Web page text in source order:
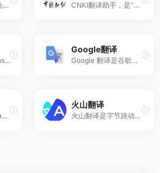
有道翻译提供即时免费的中文、英语、日语、韩语、法语、德语、俄语、西班牙语、葡萄牙语、越南语、印尼语、意大利语、荷兰语、泰语全文翻译、网页翻译、文档翻译服务。 CNKI翻译助手，是“中国知网”开发制作的大型在线辅助翻译系统。用户不仅可以输入词汇还可以输入句子进行翻译检索。软件信息 提供商： 官方语言 软件介绍 用户不仅可以输入词汇还可以输入句子进行翻译检索。系统对翻译请求中的每个词给出准确...
必应翻译(Bing Translator)是微软推出的免费在线翻译服务,既可以翻译文本也可以翻译网页。它能够支持40多种语言互译,其中包括:中文,英文,法文,俄文、韩语、日语 ..
Google翻译
Google 翻译是谷歌公司提供一项免费的翻译服务，可提供109 种语言之间的即时翻译，支持任意两种语言之间的字词、句子和网页翻译。可分析的人工翻译文档越多，译文的质量就会越高越好。Google 翻译生成译文时，会在数百万篇文档中查找各种模式...
QuillBot's paraphrasing tool is trusted by millions worldwide to rewrite sentences, paragraphs, or articles using state-of-the-art AI.
火山翻译
火山翻译是字节跳动旗下企业级技术服务平台火山引擎的核心AI中台能力之一，依托百亿语料数据积累和前沿技术创新，提供翻译技术与服务，打造各大场景智能翻译解决方案。